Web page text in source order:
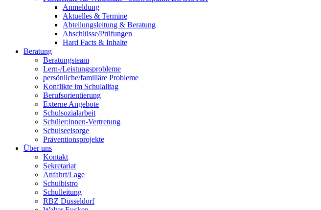
Anmeldung
Aktuelles & Termine
Abteilungsleitung & Beratung
Abschlüsse/Prüfungen
Hard Facts & Inhalte
Beratung
Beratungsteam
Lern-/Leistungsprobleme
persönliche/familiäre Probleme
Konflikte im Schulalltag
Berufsorientierung
Externe Angebote
Schulsozialarbeit
Schüler:innen-Vertretung
Schulseelsorge
Präventionsprojekte
Über uns
Kontakt
Sekretariat
Anfahrt/Lage
Schulbistro
Schulleitung
RBZ Düsseldorf